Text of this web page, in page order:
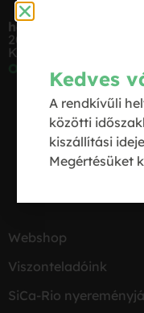
2000 Szentendre,
Kovács László utca 57.
Oldaltérkép
Webshop
Viszonteladóink
SiCa-Rio
Kedves
A rendkívűli
közötti
kiszállítási
Megértésüket